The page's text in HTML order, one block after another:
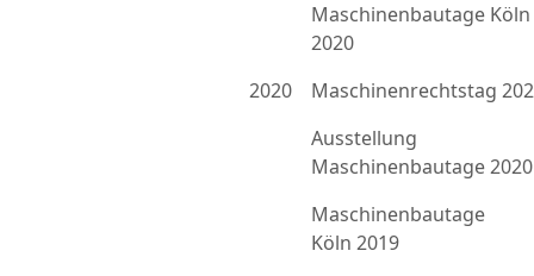
2020
Maschinenbautage Köln
2020
Maschinenrechtstag
Ausstellung
Maschinenbautage 2020
Maschinenbautage
Köln 2019